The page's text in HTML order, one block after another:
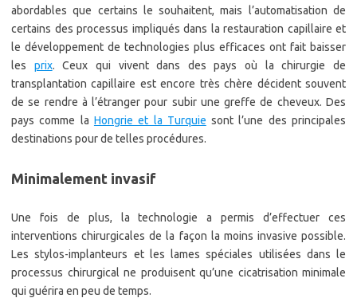
abordables que certains le souhaitent, mais l’automatisation de
certains des processus impliqués dans la restauration capillaire et
le développement de technologies plus efficaces ont fait baisser
les prix. Ceux qui vivent dans des pays où la chirurgie de
transplantation capillaire est encore très chère décident souvent
de se rendre à l’étranger pour subir une greffe de cheveux. Des
pays comme la Hongrie et la Turquie sont l’une des principales
destinations pour de telles procédures.
Minimalement invasif
Une fois de plus, la technologie a permis d’effectuer ces
interventions chirurgicales de la façon la moins invasive possible.
Les stylos-implanteurs et les lames spéciales utilisées dans le
processus chirurgical ne produisent qu’une cicatrisation minimale
qui guérira en peu de temps.